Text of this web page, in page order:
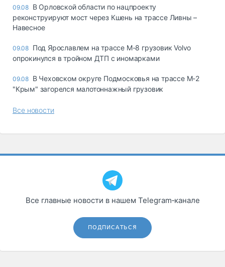
09.08 В Орловской области по нацпроекту
реконструируют мост через Кшень на трассе Ливны –
Навесное
09.08 Под Ярославлем на трассе М-8 грузовик Volvo
опрокинулся в тройном ДТП с иномарками
09.08 В Чеховском округе Подмосковья на трассе М-2
"Крым" загорелся малотоннажный грузовик
Все новости
Все главные новости в нашем Telegram‑канале
ПОДПИСАТЬСЯ